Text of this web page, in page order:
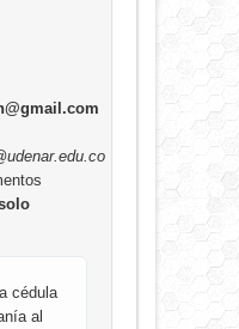
cédula
al